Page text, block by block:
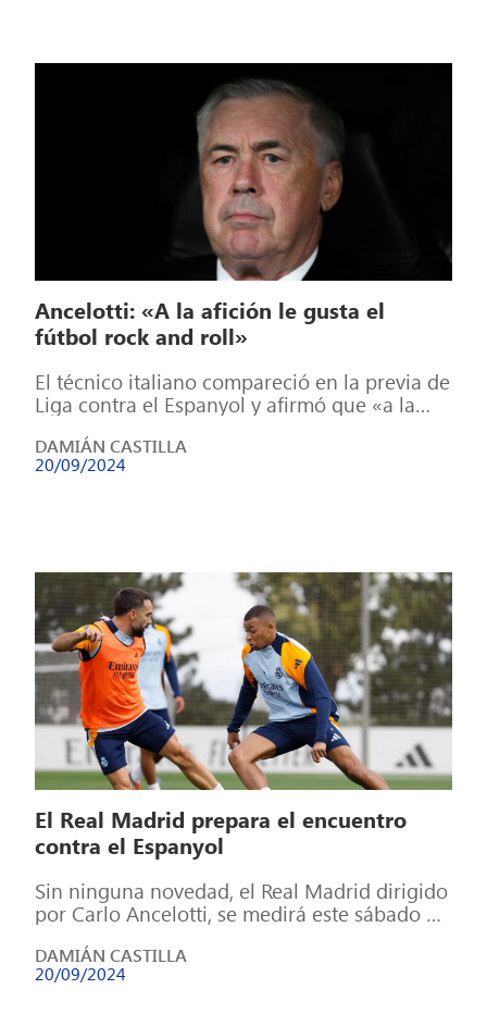
Ancelotti: «A la afición le gusta el
fútbol rock and roll»
El técnico italiano compareció en la previa de
Liga contra el Espanyol y afirmó que «a la
DAMIÁN CASTILLA
20/09/2024
El Real Madrid prepara el encuentro
contra el Espanyol
Sin ninguna novedad, el Real Madrid dirigido
por Carlo Ancelotti, se medirá este sábado al
DAMIÁN CASTILLA
20/09/2024